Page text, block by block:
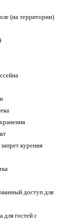
(на территории)
курения
доступ для
для гостей с